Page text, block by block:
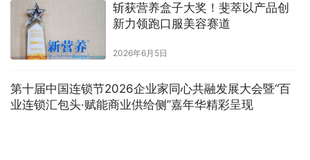
斩获营养盒子大奖！斐萃以产品创
新力领跑口服美容赛道
2026年6月5日
第十届中国连锁节2026企业家同心共融发展大会暨“百
业连锁汇包头·赋能商业供给侧”嘉年华精彩呈现